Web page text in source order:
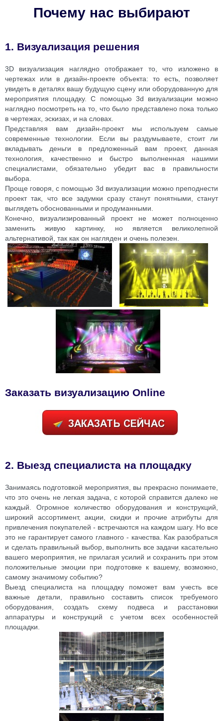
Почему нас выбирают
1. Визуализация решения
3D визуализация наглядно отображает то, что изложено в
чертежах или в дизайн-проекте объекта: то есть, позволяет
увидеть в деталях вашу будущую сцену или оборудованную для
мероприятия площадку. С помощью 3d визуализации можно
наглядно посмотреть на то, что было представлено пока только
в чертежах, эскизах, и на словах.
Представляя вам дизайн-проект мы используем самые
современные технологии. Если вы раздумываете, стоит ли
вкладывать деньги в предложенный вам проект, данная
технология, качественно и быстро выполненная нашими
специалистами, обязательно убедит вас в правильности
выбора.
Проще говоря, с помощью 3d визуализации можно преподнести
проект так, что все задумки сразу станут понятными, станут
выглядеть обоснованными и продуманными.
Конечно, визуализированный проект не может полноценно
заменить живую картинку, но является великолепной
альтернативой, так как он нагляден и очень полезен.
Заказать визуализацию Online
2. Выезд специалиста на площадку
Занимаясь подготовкой мероприятия, вы прекрасно понимаете,
что это очень не легкая задача, с которой справится далеко не
каждый. Огромное количество оборудования и конструкций,
широкий ассортимент, акции, скидки и прочие атрибуты для
привлечения покупателей - встречаются на каждом шагу. Но все
это не гарантирует самого главного - качества. Как разобраться
и сделать правильный выбор, выполнить все задачи касательно
вашего мероприятия, не прилагая усилий и сохранить при этом
положительные эмоции при подготовке к вашему, возможно,
самому значимому событию?
Выезд специалиста на площадку поможет вам учесть все
важные детали, правильно составить список требуемого
оборудования, создать схему подвеса и расстановки
аппаратуры и конструкций с учетом всех особенностей
площадки.